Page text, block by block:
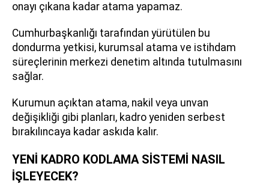
onayı çıkana kadar atama yapamaz.
Cumhurbaşkanlığı tarafından yürütülen bu
dondurma yetkisi, kurumsal atama ve istihdam
süreçlerinin merkezi denetim altında tutulmasını
sağlar.
Kurumun açıktan atama, nakil veya unvan
değişikliği gibi planları, kadro yeniden serbest
bırakılıncaya kadar askıda kalır.
YENİ KADRO KODLAMA SİSTEMİ NASIL
İŞLEYECEK?